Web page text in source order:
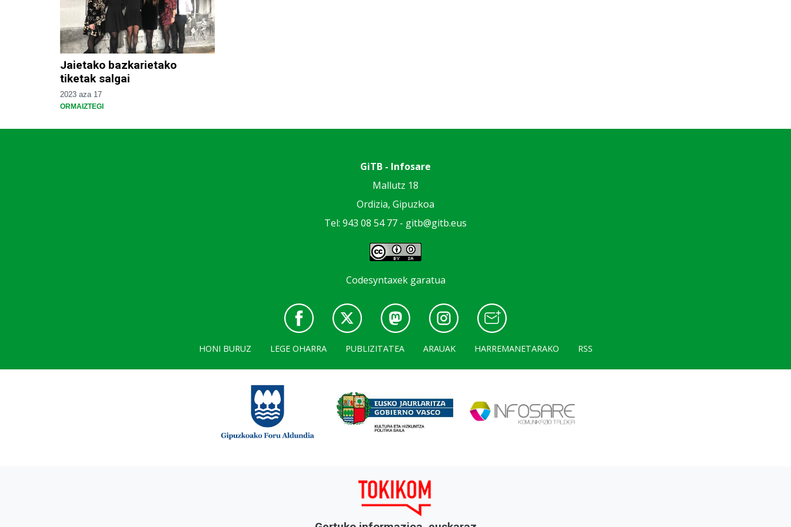
Jaietako bazkarietako
tiketak salgai
2023 aza 17
ORMAIZTEGI
GiTB - Infosare
Mallutz 18
Ordizia, Gipuzkoa
Tel: 943 08 54 77 - gitb@gitb.eus
Codesyntaxek garatua
HONI BURUZ LEGE OHARRA PUBLIZITATEA ARAUAK HARREMANETARAKO RSS